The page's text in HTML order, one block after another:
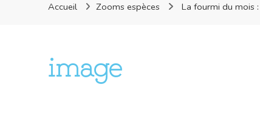
Accueil Zooms espèces La fourmi du mois
image